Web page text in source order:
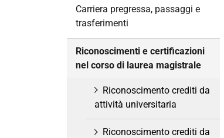
Carriera pregressa, passaggi e
trasferimenti
Riconoscimenti e certificazioni
nel corso di laurea magistrale
Riconoscimento crediti da
attività universitaria
Riconoscimento crediti da